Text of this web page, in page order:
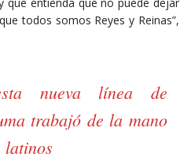
que entienda que no puede dejar
todos somos Reyes y Reinas”,
nueva línea de
trabajó de la mano
latinos